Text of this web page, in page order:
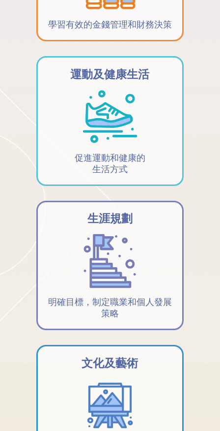
學習有效的金錢管理和財務決策
運動及健康生活
促進運動和健康的
生活方式
生涯規劃
明確目標，制定職業和個人發展
策略
文化及藝術